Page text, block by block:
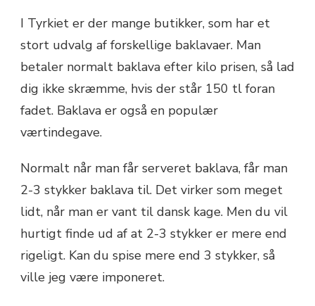
I Tyrkiet er der mange butikker, som har et
stort udvalg af forskellige baklavaer. Man
betaler normalt baklava efter kilo prisen, så lad
dig ikke skræmme, hvis der står 150 tl foran
fadet. Baklava er også en populær
værtindegave.
Normalt når man får serveret baklava, får man
2-3 stykker baklava til. Det virker som meget
lidt, når man er vant til dansk kage. Men du vil
hurtigt finde ud af at 2-3 stykker er mere end
rigeligt. Kan du spise mere end 3 stykker, så
ville jeg være imponeret.